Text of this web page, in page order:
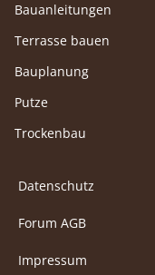
Bauanleitungen
Terrasse bauen
Bauplanung
Putze
Trockenbau
Datenschutz
Forum AGB
Impressum